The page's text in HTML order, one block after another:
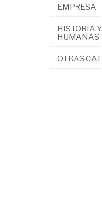
EMPRESA
HISTORIA
HUMANAS
OTRAS